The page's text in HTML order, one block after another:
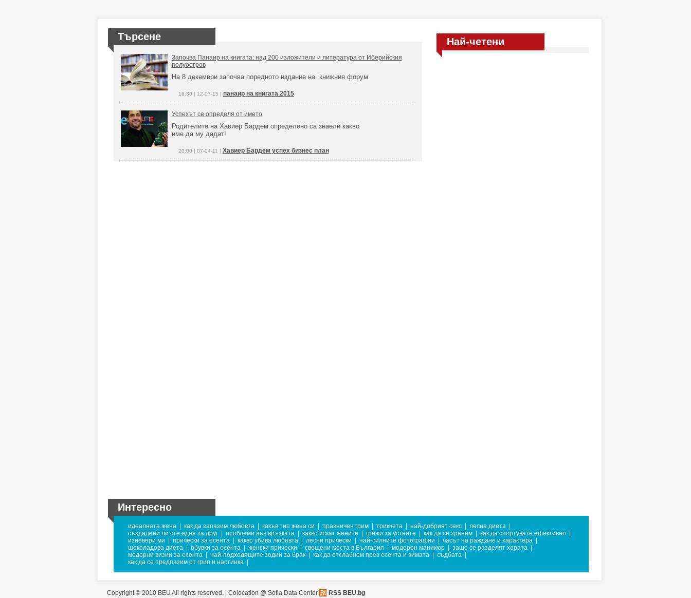
Търсене
Започва Панаир на книгата: над 200 изложители и литература от Иберийския
полуостров
На 8 декември започва поредното издание на книжния форум
16:30 | 12-07-15 | панаир на книгата 2015
Успехът се определя от името
Родителите на Хавиер Бардем определено са знаели какво
име да му дадат!
20:00 | 07-04-11 | Хавиер Бардем успех бизнес план
Най-четени
Интересно
идеалната жена как да запазим любовта какъв тип жена си празничен грим трикчета най-добрият секс лесна диета
създадени ли сте един за друг
проблеми във връзката какво искат жените грижи за устните как да се храним как да спортувате ефективно
изневери ми
прически за есента какво убива любовта лесни прически най-силните фотографии часът на раждане и характера
шоколадова диета
обувки за есента женски прически свещени места в България модерен маникюр защо се разделят хората
модерни визии за есента
най-подходящите зодии за брак как да отслабнем през есента и зимата съдбата
как да се предпазим от грип и настинка
Copyright © 2010 BEU All rights reserved. | Colocation @ Sofia Data Center RSS BEU.bg